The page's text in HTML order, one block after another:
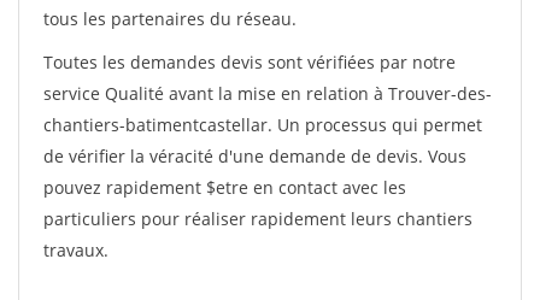
tous les partenaires du réseau.
Toutes les demandes devis sont vérifiées par notre
service Qualité avant la mise en relation à Trouver-des-
chantiers-batimentcastellar. Un processus qui permet
de vérifier la véracité d'une demande de devis. Vous
pouvez rapidement $etre en contact avec les
particuliers pour réaliser rapidement leurs chantiers
travaux.